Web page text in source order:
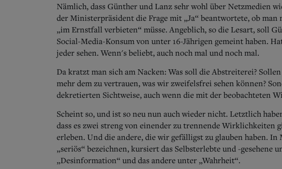
Nämlich, dass Günther und Lanz sehr wohl über Netzmedien
der Ministerpräsident die Frage mit „Ja“ beantwortete, ob man
„im Ernstfall verbieten“ müsse. Angeblich, so die Lesart, soll
Social-Media-Konsum von unter 16-Jährigen gemeint haben.
jeder sehen. Wenn's beliebt, auch noch mal und noch mal.
Da kratzt man sich am Nacken: Was soll die Abstreiterei?
mehr dem zu vertrauen, was wir zweifelsfrei sehen können?
dekretierten Sichtweise, auch wenn die mit der beobachteten
Scheint so, und ist so neu nun auch wieder nicht. Letztlich
dass es zwei streng von einender zu trennende Wirklichkeiten
erleben. Und die andere, die wir gefälligst zu glauben haben.
„seriös“ bezeichnen, kursiert das Selbsterlebte und -gesehene
„Desinformation“ und das andere unter „Wahrheit“.